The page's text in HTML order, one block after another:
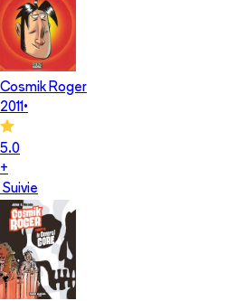
Cosmik Roger
2011•
5.0
+
Suivie